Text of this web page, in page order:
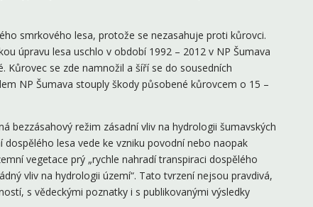
smrkového lesa, protože se nezasahuje proti kůrovci.
úpravu lesa uschlo v období 1992 – 2012 v NP Šumava
Kůrovec se zde namnožil a šíří se do sousedních
NP Šumava stouply škody působené kůrovcem o 15 –
bezzásahový režim zásadní vliv na hydrologii šumavských
lesa vede ke vzniku povodní nebo naopak
vegetace prý „rychle nahradí transpiraci dospělého
vliv na hydrologii území“. Tato tvrzení nejsou pravdivá,
s vědeckými poznatky i s publikovanými výsledky